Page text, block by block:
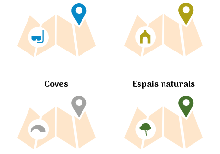
Coves Espais naturals